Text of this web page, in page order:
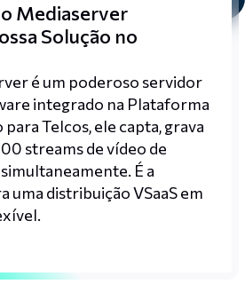
Mediaserver
Solução no
é um poderoso servidor
integrado na Plataforma
Telcos, ele capta, grava
streams de vídeo de
É a
uma distribuição VSaaS em